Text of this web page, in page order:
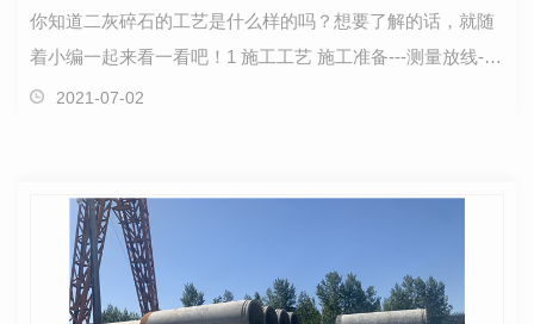
你知道二灰碎石的工艺是什么样的吗？想要了解的话，就随
着小编一起来看一看吧！1 施工工艺 施工准备---测量放线--
混合料拌和---铺筑试验段---运输---摊铺整型---…
2021-07-02